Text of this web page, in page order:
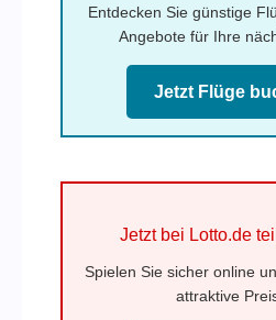
Entdecken Sie günstige
Angebote für Ihre
Jetzt Flüge
Jetzt bei Lotto.de
Spielen Sie sicher online
attraktive